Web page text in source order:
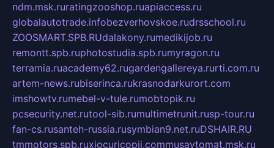
ndm.msk.ruratingzooshop.ruapiaccess.ru
globalautotrade.infobezverhovskoe.rudrsschool.ru
ZOOSMART.SPB.RUdalakony.rumedikijob.ru
remontt.spb.ruphotostudia.spb.rumyragon.ru
terramia.ruacademy62.rugardengallereya.rurti.com.ru
artem-news.rubiserinca.rukrasnodarkurort.com
imshowtv.rumebel-v-tule.rumobtopik.ru
pcsecurity.net.rutool-sib.rumultimetrunit.rusp-tour.ru
fan-cs.rusanteh-russia.rusymbian9.net.ruDSHAIR.RU
tmmotors.spb.ruxjocuricopii.commusavtomat.msk.ru